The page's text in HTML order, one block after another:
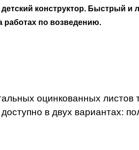
детский конструктор. Быстрый и
работах по возведению.
оцинкованных
в двух вариантах: